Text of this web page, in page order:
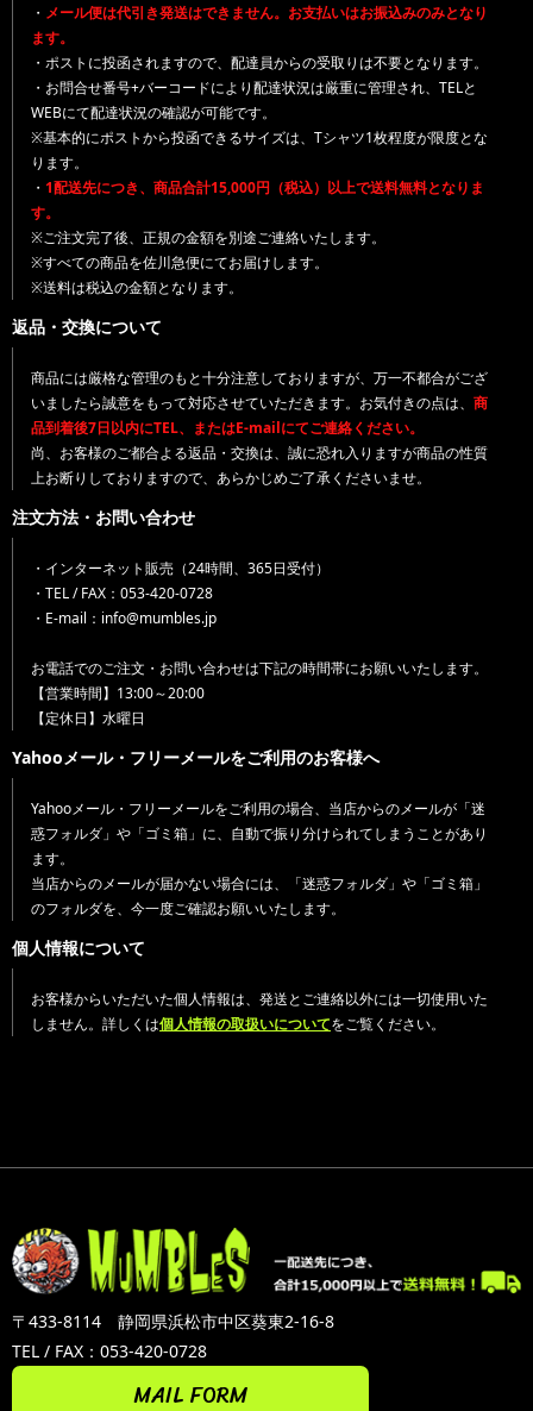
・ メール便は代引き発送はできません。お支払いはお振込みのみとなり
ます。
・ポストに投函されますので、配達員からの受取りは不要となります。
・お問合せ番号+バーコードにより配達状況は厳重に管理され、TELと
WEBにて配達状況の確認が可能です。
※基本的にポストから投函できるサイズは、Tシャツ1枚程度が限度とな
ります。
・ 1配送先につき、商品合計15,000円（税込）以上で送料無料となりま
す。
※ご注文完了後、正規の金額を別途ご連絡いたします。
※すべての商品を佐川急便にてお届けします。
※送料は税込の金額となります。
返品・交換について
商品には厳格な管理のもと十分注意しておりますが、万一不都合がござ
いましたら誠意をもって対応させていただきます。お気付きの点は、 商
品到着後7日以内にTEL、またはE-mailにてご連絡ください。
尚、お客様のご都合よる返品・交換は、誠に恐れ入りますが商品の性質
上お断りしておりますので、あらかじめご了承くださいませ。
注文方法・お問い合わせ
・インターネット販売（24時間、365日受付）
・TEL / FAX：053-420-0728
・E-mail：info@mumbles.jp
お電話でのご注文・お問い合わせは下記の時間帯にお願いいたします。
【営業時間】13:00～20:00
【定休日】水曜日
Yahooメール・フリーメールをご利用のお客様へ
Yahooメール・フリーメールをご利用の場合、当店からのメールが「迷
惑フォルダ」や「ゴミ箱」に、自動で振り分けられてしまうことがあり
ます。
当店からのメールが届かない場合には、「迷惑フォルダ」や「ゴミ箱」
のフォルダを、今一度ご確認お願いいたします。
個人情報について
お客様からいただいた個人情報は、発送とご連絡以外には一切使用いた
しません。詳しくは個人情報の取扱いについてをご覧ください。
〒433-8114 静岡県浜松市中区葵東2-16-8
TEL / FAX：053-420-0728
MAIL FORM